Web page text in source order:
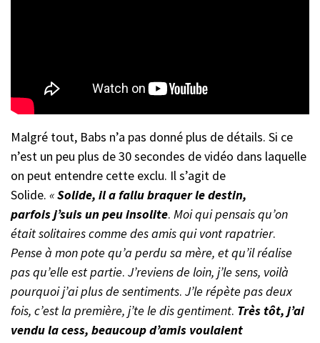
Malgré tout, Babs n’a pas donné plus de détails. Si ce
n’est un peu plus de 30 secondes de vidéo dans laquelle
on peut entendre cette exclu. Il s’agit de
Solide. «Solide, il a fallu braquer le destin,
parfois j’suis un peu insolite. Moi qui pensais qu’on
était solitaires comme des amis qui vont rapatrier.
Pense à mon pote qu’a perdu sa mère, et qu’il réalise
pas qu’elle est partie. J’reviens de loin, j’le sens, voilà
pourquoi j’ai plus de sentiments. J’le répète pas deux
fois, c’est la première, j’te le dis gentiment. Très tôt, j’ai
vendu la cess, beaucoup d’amis voulaient